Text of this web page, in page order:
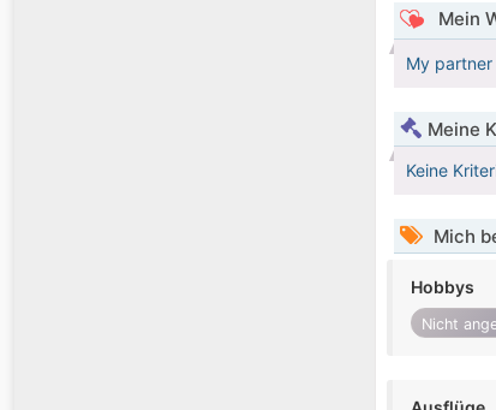
Mein
My
Meine
Keine
Mich
Hobbys
Nicht